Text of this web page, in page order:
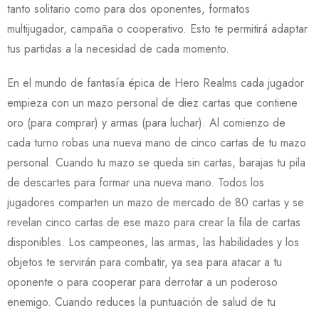
tanto solitario como para dos oponentes, formatos
multijugador, campaña o cooperativo. Esto te permitirá adaptar
tus partidas a la necesidad de cada momento.
En el mundo de fantasía épica de Hero Realms cada jugador
empieza con un mazo personal de diez cartas que contiene
oro (para comprar) y armas (para luchar). Al comienzo de
cada turno robas una nueva mano de cinco cartas de tu mazo
personal. Cuando tu mazo se queda sin cartas, barajas tu pila
de descartes para formar una nueva mano. Todos los
jugadores comparten un mazo de mercado de 80 cartas y se
revelan cinco cartas de ese mazo para crear la fila de cartas
disponibles. Los campeones, las armas, las habilidades y los
objetos te servirán para combatir, ya sea para atacar a tu
oponente o para cooperar para derrotar a un poderoso
enemigo. Cuando reduces la puntuación de salud de tu